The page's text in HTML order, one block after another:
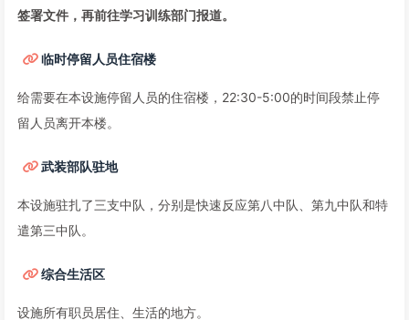
签署文件，再前往学习训练部门报道。
临时停留人员住宿楼
给需要在本设施停留人员的住宿楼，22:30-5:00的时间段禁止停
留人员离开本楼。
武装部队驻地
本设施驻扎了三支中队，分别是快速反应第八中队、第九中队和特
遣第三中队。
综合生活区
设施所有职员居住、生活的地方。